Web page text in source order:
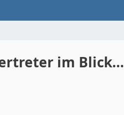
im Blick...